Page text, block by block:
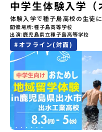
si=e5erbspvwz5O8_uF【
「有田町」の内容を具体的に
うえで、「有田町では具体的
という疑問にお答えする説明
や、2泊3日のプログラムの中
時： 5月11日(月) 19：00〜19：40内 容：
ろ？、プログラム詳細解説
mirai.jp/events/068058お気
けど大丈夫？」「どんな体験
や、中学生のみなさんの素朴
す。チャットでの質問も可能
してご参加ください。▼お申
規約への同意プログラムへの
込みに関する各規約」への同
と本音で交流することができ
がら町の歴史や「生き方」を
ること間違いなし！そんなユ
道平取町へ、人生の可能性を
験のおすすめポイント体験プ
（PM）「オリエンテーショ
遊び編-」 -平取高校生と仲
る！アイヌ文化フィールドワ
化を理解する -アイヌ伝統文
り返るーみんなで体験シェア
寮見学」 -平取高校の特徴
校生企画②-町の紹介編-」 -
「自然と農を感じる！農業ア
る「地域みらい留学」をプチ
のひとり旅でも安心！現地で
します。今回のフィールドは
海道の東部、十勝の南部に位
日高山脈（ひだかさんみゃく
豊かな町です。酪農を主体と
同時に、「宇宙に一番近い町
ユニークな顔を持っています
「日高山脈（ひだかさんみゃ
ごす放牧地や、海が見える珍
ともある「歴舟川（れきふね
きない圧倒的スケールの自然
体感できる町です。北の大地
スピリッツ」を体感！ 「フロ
中学生体験入学（
体験入学で種子島高校の生徒
開催場所 種子島高等学校
出演 鹿児島県立種子島高等学校
#オフライン(対面)